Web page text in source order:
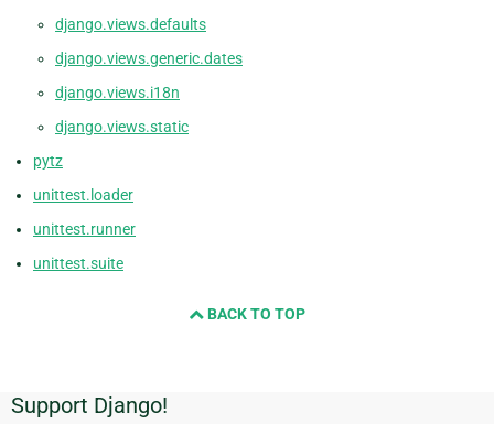
django.views.defaults
django.views.generic.dates
django.views.i18n
django.views.static
pytz
unittest.loader
unittest.runner
unittest.suite
BACK TO TOP
追
Support Django!